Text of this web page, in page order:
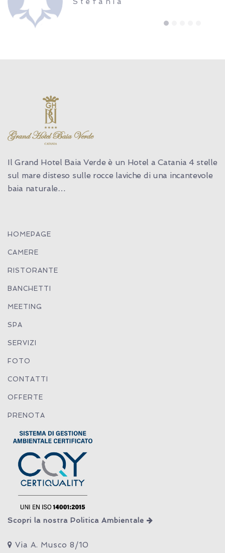
3 4
Il Grand Hotel Baia Verde è un Hotel a Catania 4 stelle
sul mare disteso sulle rocce laviche di una incantevole
baia naturale…
HOMEPAGE
CAMERE
RISTORANTE
BANCHETTI
MEETING
SPA
SERVIZI
FOTO
CONTATTI
OFFERTE
PRENOTA
Scopri la nostra Politica Ambientale
Via A. Musco 8/10